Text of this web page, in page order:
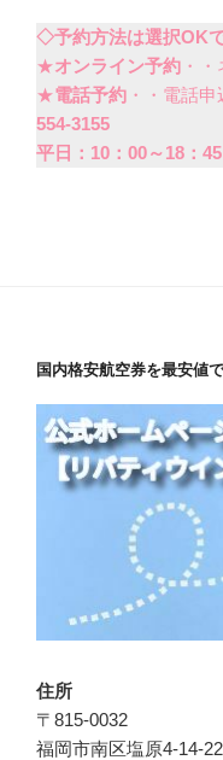
◇予約方法は選択OK
★オンライン予約 ・
★電話予約 ・・電話
554-3155
平日：10：00～18：45
国内格安航空券を最安値
住所
〒815-0032
福岡市南区塩原4-14-22